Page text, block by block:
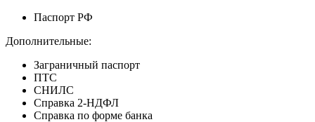
Паспорт РФ
Дополнительные:
Заграничный паспорт
ПТС
СНИЛС
Справка 2-НДФЛ
Справка по форме банка